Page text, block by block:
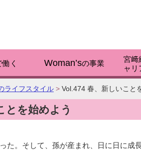
働く Woman’sの事業
宮﨑
ャリ
ライフスタイル > Vol.474 春、新しいこと
とを始めよう
た。そして、孫が産まれ、日に日に成